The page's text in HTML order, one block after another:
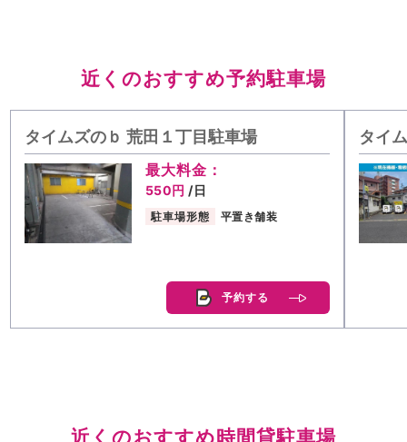
近くのおすすめ予約駐車場
タイムズのｂ 荒田１丁目駐車場
最大料金：
550円 /日
駐車場形態 平置き舗装
予約する
タイ
近くのおすすめ時間貸駐車場